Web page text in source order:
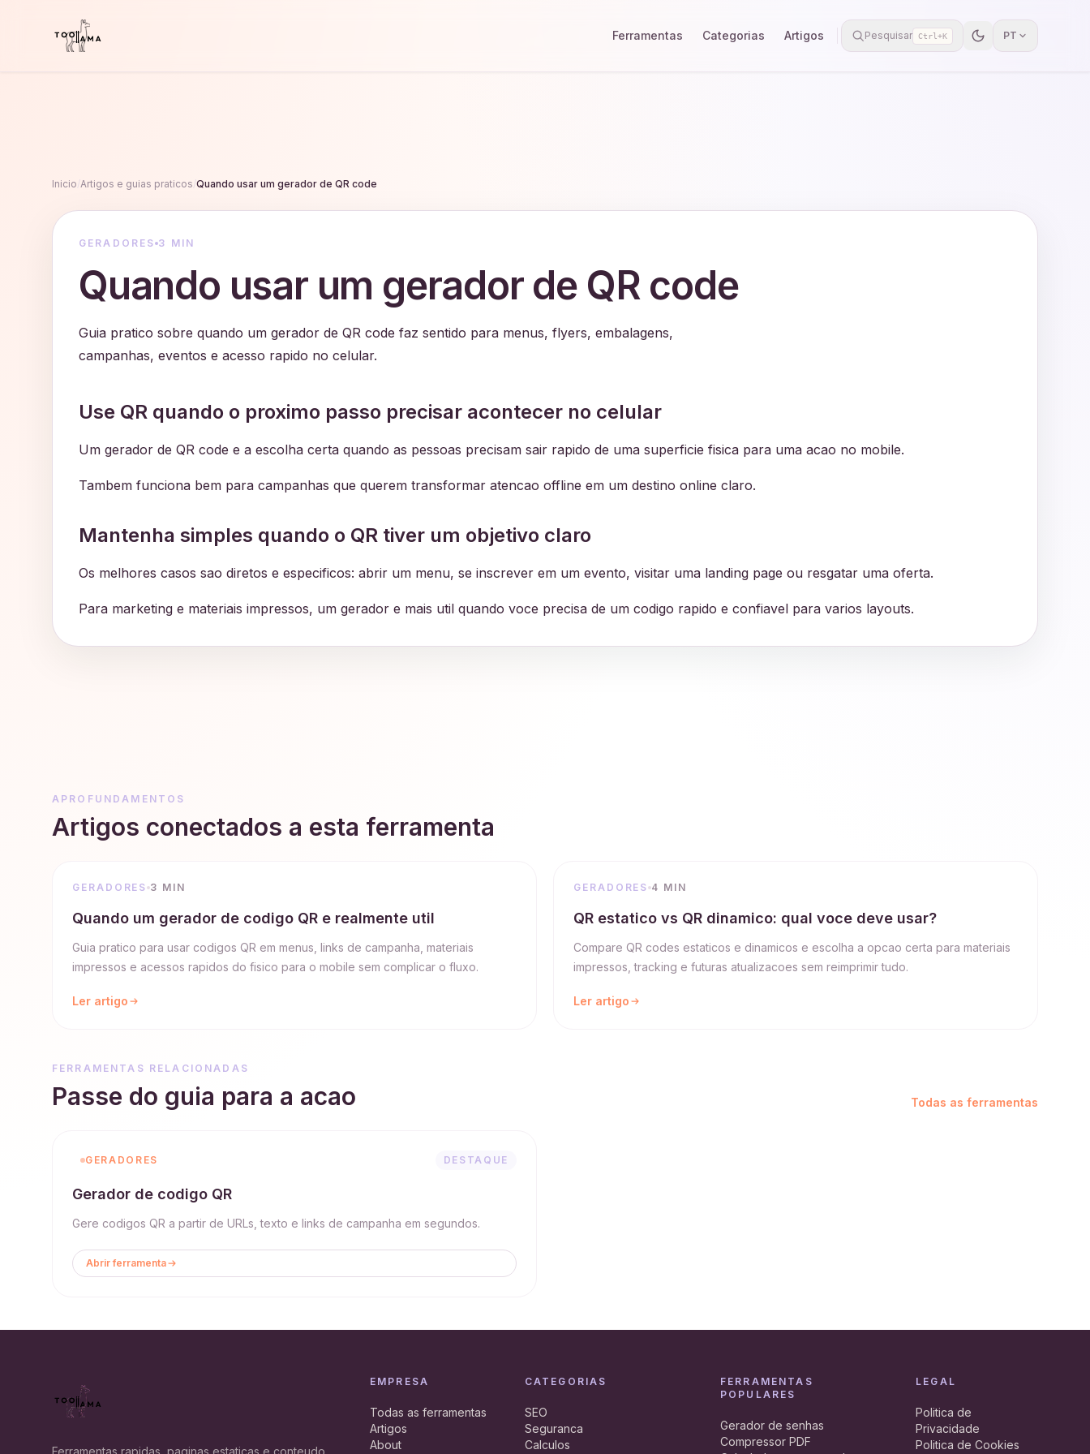
Ferramentas Categorias Artigos Pesquisar Ctrl+K PT
Inicio Artigos e guias praticos Quando usar um gerador de QR code
GERADORES 3 MIN
Quando usar um gerador de QR code
Guia pratico sobre quando um gerador de QR code faz sentido para menus, flyers, embalagens,
campanhas, eventos e acesso rapido no celular.
Use QR quando o proximo passo precisar acontecer no celular
Um gerador de QR code e a escolha certa quando as pessoas precisam sair rapido de uma superficie fisica para uma acao no mobile.
Tambem funciona bem para campanhas que querem transformar atencao offline em um destino online claro.
Mantenha simples quando o QR tiver um objetivo claro
Os melhores casos sao diretos e especificos: abrir um menu, se inscrever em um evento, visitar uma landing page ou resgatar uma oferta.
Para marketing e materiais impressos, um gerador e mais util quando voce precisa de um codigo rapido e confiavel para varios layouts.
APROFUNDAMENTOS
Artigos conectados a esta ferramenta
GERADORES 3 MIN
Quando um gerador de codigo QR e realmente util
Guia pratico para usar codigos QR em menus, links de campanha, materiais
impressos e acessos rapidos do fisico para o mobile sem complicar o fluxo.
Ler artigo
GERADORES 4 MIN
QR estatico vs QR dinamico: qual voce deve usar?
Compare QR codes estaticos e dinamicos e escolha a opcao certa para materiais
impressos, tracking e futuras atualizacoes sem reimprimir tudo.
Ler artigo
FERRAMENTAS RELACIONADAS
Passe do guia para a acao Todas as ferramentas
GERADORES DESTAQUE
Gerador de codigo QR
Gere codigos QR a partir de URLs, texto e links de campanha em segundos.
Abrir ferramenta
Ferramentas rapidas, paginas estaticas e conteudo
EMPRESA
Todas as ferramentas
Artigos
About
CATEGORIAS
SEO
Seguranca
Calculos
FERRAMENTAS
POPULARES
Gerador de senhas
Compressor PDF
LEGAL
Politica de
Privacidade
Politica de Cookies